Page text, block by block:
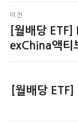
글
탐
색
이전
이
전
[월배당
exChina액티
다[월배당